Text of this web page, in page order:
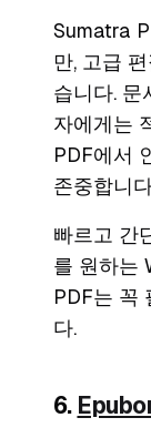
Sumatra
만, 고급
습니다. 문
자에게는
PDF에서
존중합니
빠르고 간
를 원하는
PDF는 꼭
다.
6.